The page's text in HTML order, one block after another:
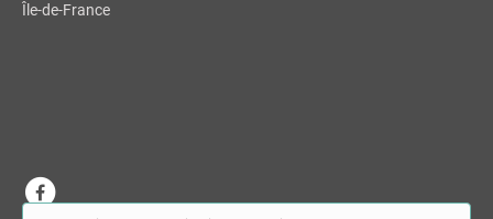
Île-de-France